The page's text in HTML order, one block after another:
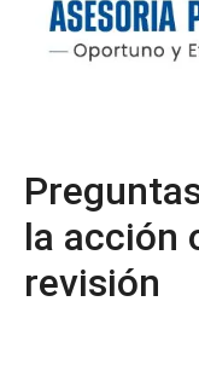
la acción
revisión